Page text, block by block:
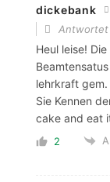
dickebank
Antwortet
Heul leise!
lehrkraft
Sie Kennen
cake and eat
2